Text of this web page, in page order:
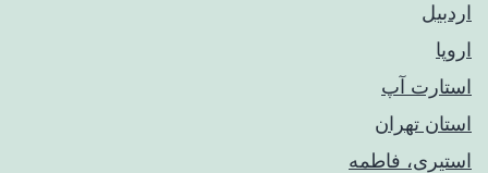
اردبیل
اروپا
استارت آپ
استان تهران
استیری، فاطمه